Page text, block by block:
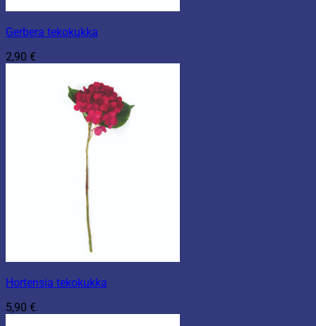
Gerbera tekokukka
2,90 €
Hortensia tekokukka
5,90 €